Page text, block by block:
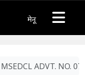
मेनू
ADVT. NO.